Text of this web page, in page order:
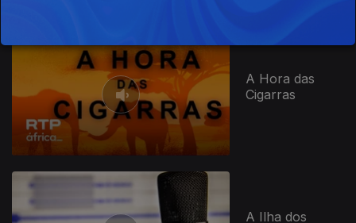
A Hora das
Cigarras
A Ilha dos